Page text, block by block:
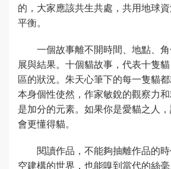
的，大家應該共生共處，共用地球
平衡。
一個故事離不開時間、地點、
展與結果。十個貓故事，代表十隻
區的狀況。朱天心筆下的每一隻貓
本身個性使然，作家敏銳的觀察力
是加分的元素。如果你是愛貓之人
會更懂得貓。
閱讀作品，不能夠抽離作品的
空建構的世界，也能嗅到當代的絲